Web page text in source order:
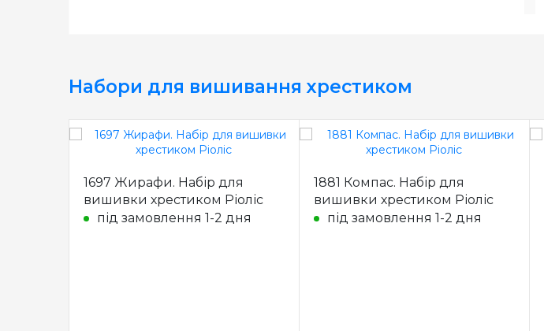
Набори для вишивання хрестиком
1697 Жирафи. Набір для
вишивки хрестиком Ріоліс
під замовлення 1-2 дня
1881 Компас. Набір для
вишивки хрестиком Ріоліс
під замовлення 1-2 дня